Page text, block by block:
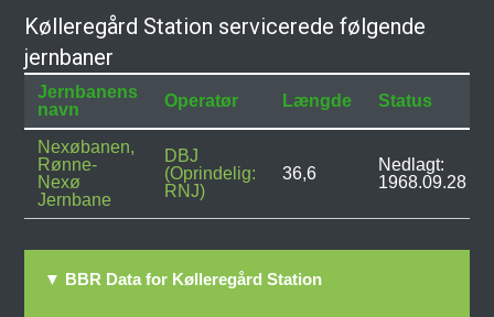
Kølleregård Station servicerede følgende
jernbaner
Jernbanens
navn
Operatør Længde Status
Nexøbanen,
Rønne-
Nexø
Jernbane
DBJ
(Oprindelig:
RNJ)
36,6
Nedlagt:
1968.09.28
▼ BBR Data for Kølleregård Station